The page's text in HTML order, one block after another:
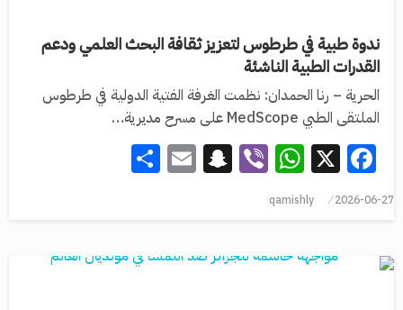
ندوة طبية في طرطوس لتعزيز ثقافة البحث العلمي ودعم
القدرات الطبية الناشئة
الحرية – رنا الحمدان: نظمت الغرفة الفتية الدولية في طرطوس
الملتقى الطبي MedScope على مسرح مديرية…
Facebook
X
WhatsApp
Viber
Snapchat
Email
2026-06-27
qamishly